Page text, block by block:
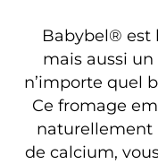
Babybel® est
mais aussi
n’importe quel
Ce fromage
naturellement
de calcium,